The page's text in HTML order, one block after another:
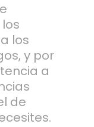
los
y por
a
de